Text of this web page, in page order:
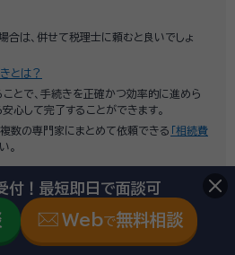
合は、併せて税理士に頼むと良いでしょ
とは？
とで、手続きを正確かつ効率的に進めら
心して完了することができます。
数の専門家にまとめて依頼できる 「相続費
。
り込む
付！最短即日で面談可
Webで無料相談